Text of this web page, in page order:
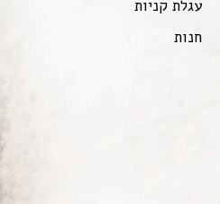
עגלת קניות
חנות